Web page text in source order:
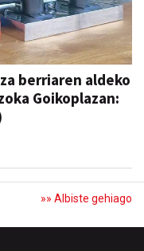
berriaren aldeko
Goikoplazan:
»» Albiste gehiago